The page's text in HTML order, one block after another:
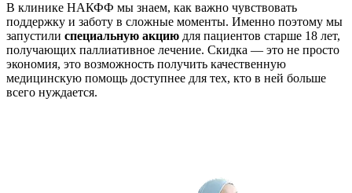
В клинике НАКФФ мы знаем, как важно чувствовать
поддержку и заботу в сложные моменты. Именно поэтому мы
запустили специальную акцию для пациентов старше 18 лет,
получающих паллиативное лечение. Скидка — это не просто
экономия, это возможность получить качественную
медицинскую помощь доступнее для тех, кто в ней больше
всего нуждается.